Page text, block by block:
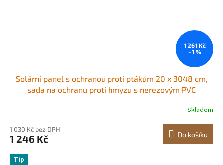
1 261 Kč
–1 %
Solární panel s ochranou proti ptákům 20 x 3048 cm,
sada na ochranu proti hmyzu s nerezovým PVC
pneumatik, drátěné pletivo o průměru 12,7 mmSkladem
1 030 Kč bez DPH
1 246 Kč Do košíku
Tip